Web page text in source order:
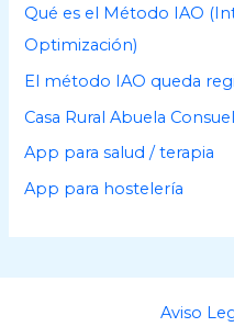
o
s
Qué es el Método IAO
Optimización)
El método IAO queda
Casa Rural Abuela
App para salud / terapia
App para hostelería
Aviso